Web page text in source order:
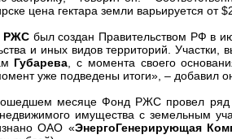
цена гектара земли варьируется от
был создан Правительством РФ в
и иных видов территорий.
Губарева, с момента своего
уже подведены итоги», – добавил
месяце Фонд РЖС провел ряд
имущества с земельным
ОАО «ЭнергоГенерирующая